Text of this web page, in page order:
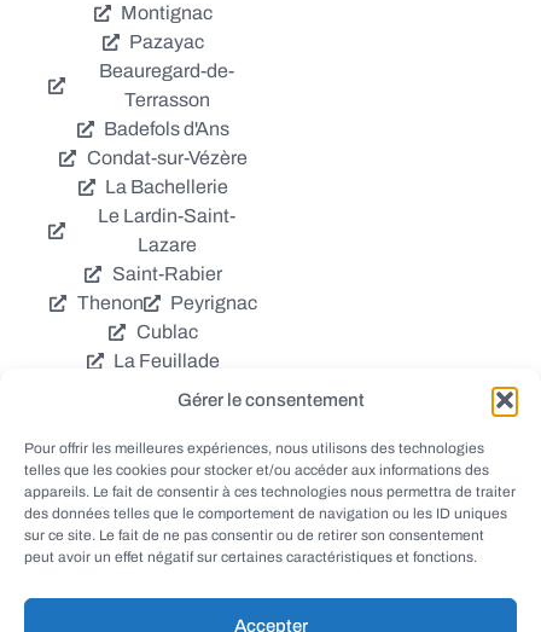
Gérer le consentement
Pour offrir les meilleures expériences, nous utilisons des technologies
telles que les cookies pour stocker et/ou accéder aux informations des
appareils. Le fait de consentir à ces technologies nous permettra de traiter
des données telles que le comportement de navigation ou les ID uniques
sur ce site. Le fait de ne pas consentir ou de retirer son consentement
peut avoir un effet négatif sur certaines caractéristiques et fonctions.
Accepter
Montignac
Pazayac
Beauregard-de-
Terrasson
Badefols d'Ans
Condat-sur-Vézère
La Bachellerie
Le Lardin-Saint-
Lazare
Saint-Rabier
Thenon
Peyrignac
Cublac
La Feuillade
Chavagnac
Coly
Grèzes
Aubas
Villac
Azerat
Ladornac
Tourtoirac